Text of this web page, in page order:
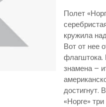
Полет
кружила
Вот от нее
флагштока.
знамена –
достигнут.
«Норге» три